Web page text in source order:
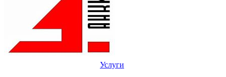
Услуги